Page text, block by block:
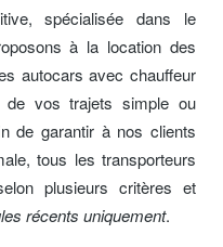
spécialisée dans le
à la location des
autocars avec chauffeur
vos trajets simple ou
de garantir à nos clients
tous les transporteurs
plusieurs critères et
récents uniquement.